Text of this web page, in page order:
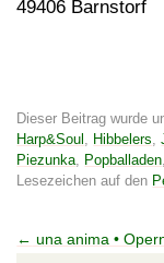
49406 Barnstorf
Dieser Beitrag wurde
Harp&Soul , Hibbelers,
Piezunka, Popballaden,
Lesezeichen auf den
← una anima •